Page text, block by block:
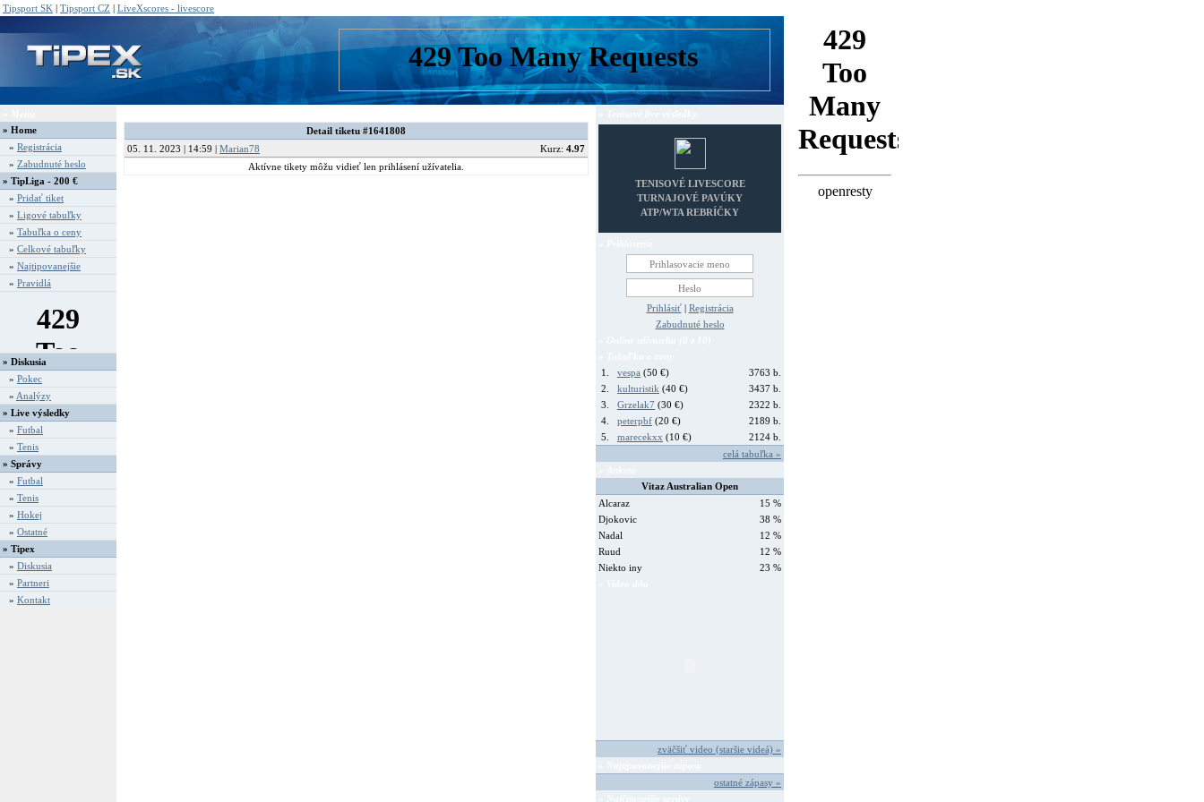
Tipsport SK | Tipsport CZ | LiveXscores - livescore
» Home
» Registrácia
» Zabudnuté heslo
» TipLiga - 200 €
» Pridať tiket
» Ligové tabuľky
» Tabuľka o ceny
» Celkové tabuľky
» Najtipovanejšie
» Pravidlá
» Diskusia
» Pokec
» Analýzy
» Live výsledky
» Futbal
» Tenis
» Správy
» Futbal
» Tenis
» Hokej
» Ostatné
» Tipex
» Diskusia
» Partneri
» Kontakt
Detail tiketu #1641808
05. 11. 2023 | 14:59 | Marian78 Kurz: 4.97
Aktívne tikety môžu vidieť len prihlásení užívatelia.
TENISOVÉ LIVESCORE
TURNAJOVÉ PAVÚKY
ATP/WTA REBRÍČKY
Prihlásiť| Registrácia
Zabudnuté heslo
1.
vespa (50 €)
3763 b.
2.
kulturistik (40 €)
3437 b.
3.
Grzelak7 (30 €)
2322 b.
4.
peterpbf (20 €)
2189 b.
5.
marecekxx (10 €)
2124 b.
celá tabuľka »
Vitaz Australian Open
Alcaraz
15 %
Djokovic
38 %
Nadal
12 %
Ruud
12 %
Niekto iny
23 %
zväčšiť video (staršie videá) »
ostatné zápasy »